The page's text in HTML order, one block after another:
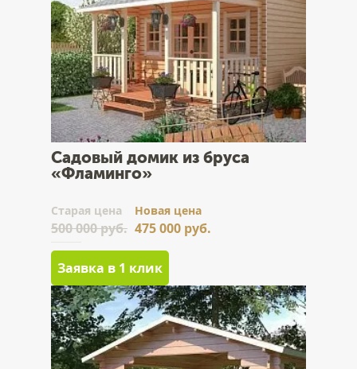
Садовый домик из бруса
«Фламинго»
Cтарая цена
500 000 руб.
Новая цена
475 000 руб.
Заявка в 1 клик